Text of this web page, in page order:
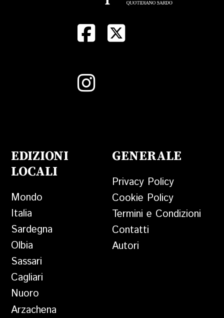
EDIZIONI
LOCALI
Mondo
Italia
Sardegna
Olbia
Sassari
Cagliari
Nuoro
Arzachena
GENERALE
Privacy Policy
Cookie Policy
Termini e Condizioni
Contatti
Autori